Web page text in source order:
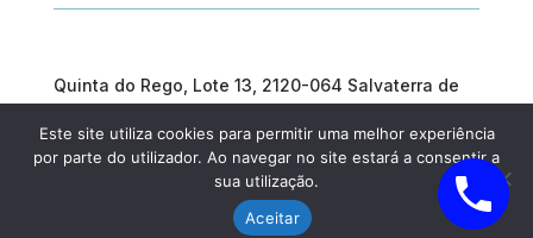
Quinta do Rego, Lote 13, 2120-064 Salvaterra de
geral@prosargosteam.com
Este site utiliza cookies para permitir uma melhor experiência
por parte do utilizador. Ao navegar no site estará a consentir a
sua utilização.
Aceitar